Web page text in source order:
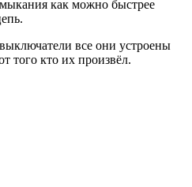
как можно быстрее
все они устроены
того кто их произвёл.